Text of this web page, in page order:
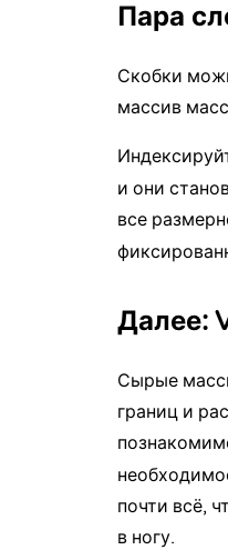
Пара
Скобки
массив
и они
все
Далее:
Сырые
границ и
почти всё,
в ногу.